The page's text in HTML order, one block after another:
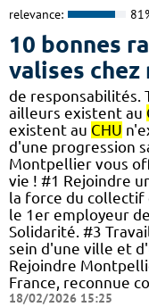
relevance:
10 bonnes
valises chez
de responsabilités.
ailleurs existent au
existent au CHU
d'une progression
Montpellier vous
vie ! #1 Rejoindre
la force du collectif
le 1er employeur
Solidarité. #3
sein d'une ville et
Rejoindre
France, reconnue
18/02/2026 15:25